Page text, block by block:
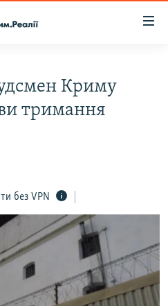
Криму
тримання
без VPN